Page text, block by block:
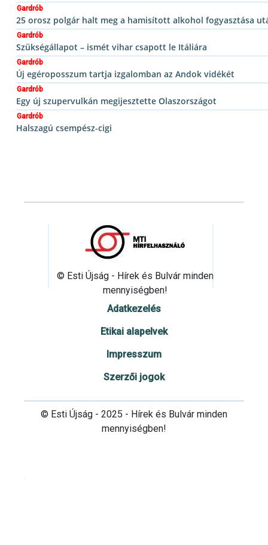
Gardrób
25 orosz polgár halt meg a hamisított alkohol fogyasztása
Gardrób
Szükségállapot – ismét vihar csapott le Itáliára
Gardrób
Új egéroposszum tartja izgalomban az Andok vidékét
Gardrób
Egy új szupervulkán megijesztette Olaszországot
Gardrób
Halszagú csempész-cigi
© Esti Újság - Hírek és Bulvár minden
mennyiségben!
Adatkezelés
Etikai alapelvek
Impresszum
Szerzői jogok
© Esti Újság - 2025 - Hírek és Bulvár minden
mennyiségben!